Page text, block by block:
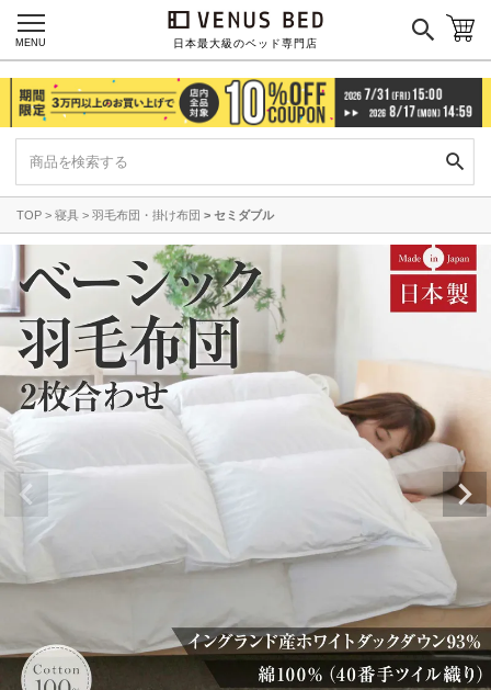
日本最大級のベッド専門店
MENU
TOP 寝具 羽毛布団・掛け布団 セミダブル